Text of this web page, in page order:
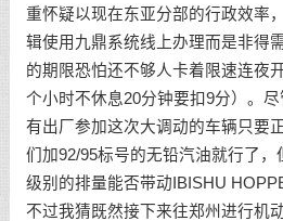
重怀疑以现在东亚分部的行政效率
辑使用九鼎系统线上办理而是非得
的期限恐怕还不够人卡着限速连夜
个小时不休息20分钟要扣9分）。
有出厂参加这次大调动的车辆只要
们加92/95标号的无铅汽油就行了，
级别的排量能否带动IBISHU
不过我猜既然接下来往郑州进行机